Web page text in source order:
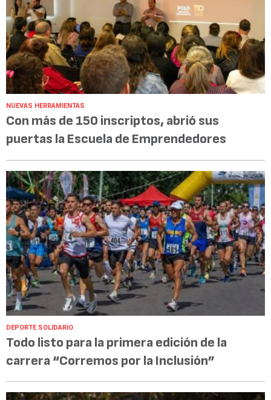
NUEVAS HERRAMIENTAS
Con más de 150 inscriptos, abrió sus
puertas la Escuela de Emprendedores
DEPORTE SOLIDARIO
Todo listo para la primera edición de la
carrera “Corremos por la Inclusión”